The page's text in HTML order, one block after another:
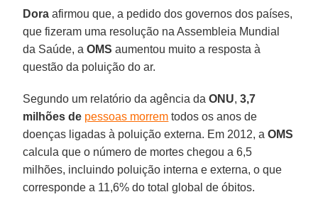
Dora afirmou que, a pedido dos governos dos países,
que fizeram uma resolução na Assembleia Mundial
da Saúde, aOMS aumentou muito a resposta à
questão da poluição do ar.
Segundo um relatório da agência daONU,3,7
milhões de pessoas morrem todos os anos de
doenças ligadas à poluição externa. Em 2012, aOMS
calcula que o número de mortes chegou a 6,5
milhões, incluindo poluição interna e externa, o que
corresponde a 11,6% do total global de óbitos.